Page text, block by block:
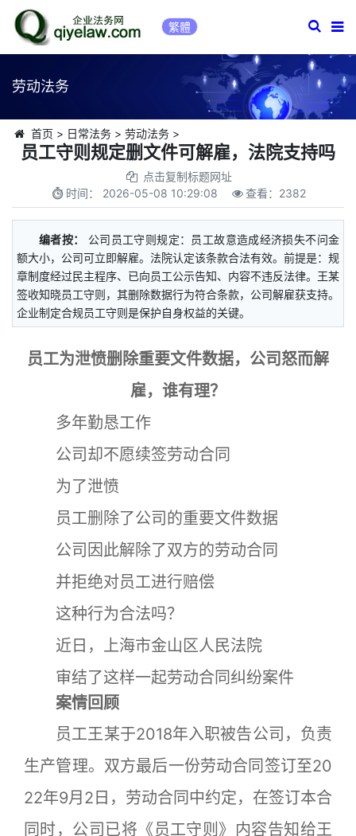
繁體
劳动法务
首页 > 日常法务> 劳动法务>
员工守则规定删文件可解雇，法院支持吗
点击复制标题网址
时间： 2026-05-08 10:29:08 查看： 2382
编者按：
公司员工守则规定：员工故意造成经济损失不问金
额大小，公司可立即解雇。法院认定该条款合法有效。前提是：规
章制度经过民主程序、已向员工公示告知、内容不违反法律。王某
签收知晓员工守则，其删除数据行为符合条款，公司解雇获支持。
企业制定合规员工守则是保护自身权益的关键。
员工为泄愤删除重要文件数据，公司怒而解
雇，谁有理？
多年勤恳工作
公司却不愿续签劳动合同
为了泄愤
员工删除了公司的重要文件数据
公司因此解除了双方的劳动合同
并拒绝对员工进行赔偿
这种行为合法吗？
近日，上海市金山区人民法院
审结了这样一起劳动合同纠纷案件
案情回顾
员工王某于2018年入职被告公司，负责
生产管理。双方最后一份劳动合同签订至20
22年9月2日，劳动合同中约定，在签订本合
同时，公司已将《员工守则》内容告知给王